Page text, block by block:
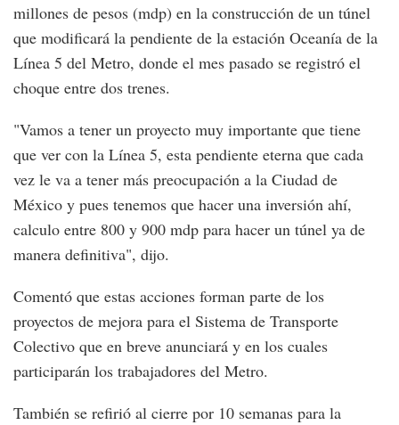
millones de pesos (mdp) en la construcción de un túnel
que modificará la pendiente de la estación Oceanía de la
Línea 5 del Metro, donde el mes pasado se registró el
choque entre dos trenes.
"Vamos a tener un proyecto muy importante que tiene
que ver con la Línea 5, esta pendiente eterna que cada
vez le va a tener más preocupación a la Ciudad de
México y pues tenemos que hacer una inversión ahí,
calculo entre 800 y 900 mdp para hacer un túnel ya de
manera definitiva", dijo.
Comentó que estas acciones forman parte de los
proyectos de mejora para el Sistema de Transporte
Colectivo que en breve anunciará y en los cuales
participarán los trabajadores del Metro.
También se refirió al cierre por 10 semanas para la